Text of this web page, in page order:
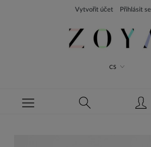
Vytvořit účet Přihlásit se
CS